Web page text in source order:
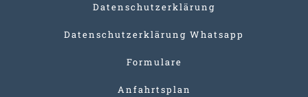
Datenschutzerklärung
Datenschutzerklärung Whatsapp
Formulare
Anfahrtsplan